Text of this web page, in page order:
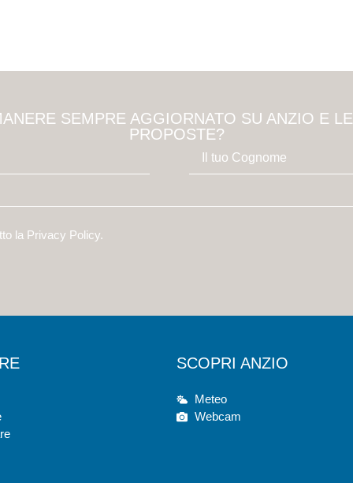
SEMPRE AGGIORNATO SU ANZIO E
PROPOSTE?
la Privacy Policy.
SCOPRI ANZIO
Meteo
Webcam